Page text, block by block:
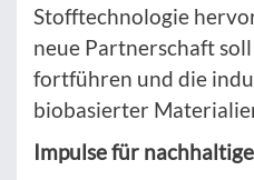
Stofftechnologie
neue Partnerschaft
fortführen und die
biobasierter
Impulse für